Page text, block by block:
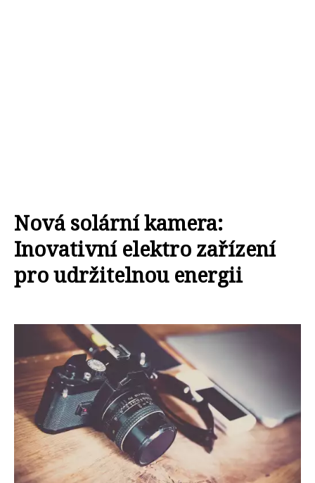
Nová solární kamera:
Inovativní elektro zařízení
pro udržitelnou energii